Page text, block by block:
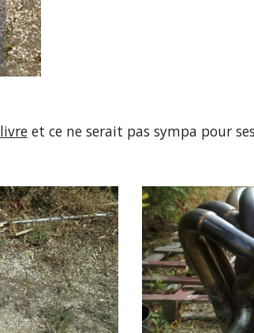
livre et ce ne serait pas sympa pour